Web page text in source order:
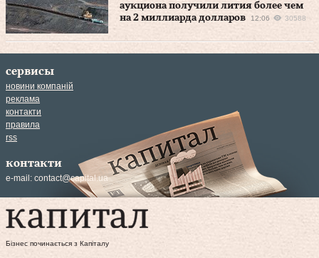
аукциона получили лития более чем
на 2 миллиарда долларов
12:06 30588
сервисы
новини компаній
реклама
контакти
правила
rss
контакти
e-mail: contact@capital.ua
Бізнес починається з Капіталу